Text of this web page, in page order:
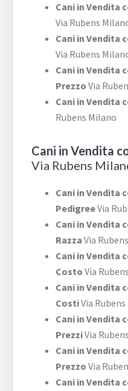
Cani in Vendita
Via Rubens
Cani in Vendita
Via Rubens
Cani in Vendita
Prezzo Via
Cani in Vendita
Rubens Milano
Cani in Vendita
Via Rubens
Cani in Vendita
PedigreeVia
Cani in Vendita
Razza Via
Cani in Vendita
Costo Via
Cani in Vendita
CostiVia
Cani in Vendita
PrezziVia
Cani in Vendita
Prezzo Via
Cani in Vendita